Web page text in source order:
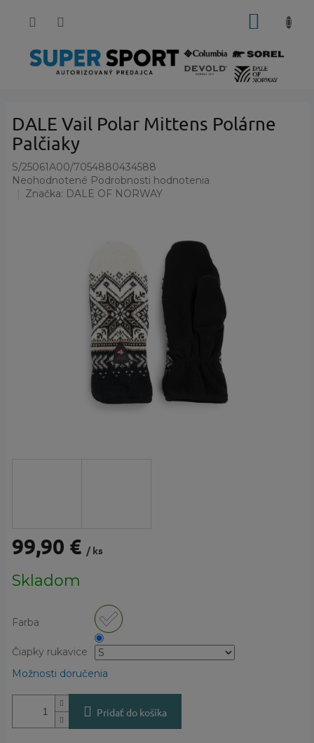
DALE Vail Polar Mittens Polárne
Palčiaky
S/25061A00/7054880434588
Priemerné
hodnotenie
Neohodnotené Podrobnosti hodnotenia
Značka: DALE OF NORWAY
99,90 € / ks
cena:
Skladom
Farba
Čiapky rukavice
Možnosti doručenia
Pridať do košíka